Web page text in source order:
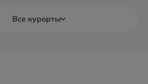
Все курорты